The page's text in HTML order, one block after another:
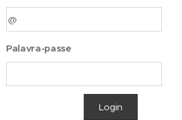
Palavra-passe
Login